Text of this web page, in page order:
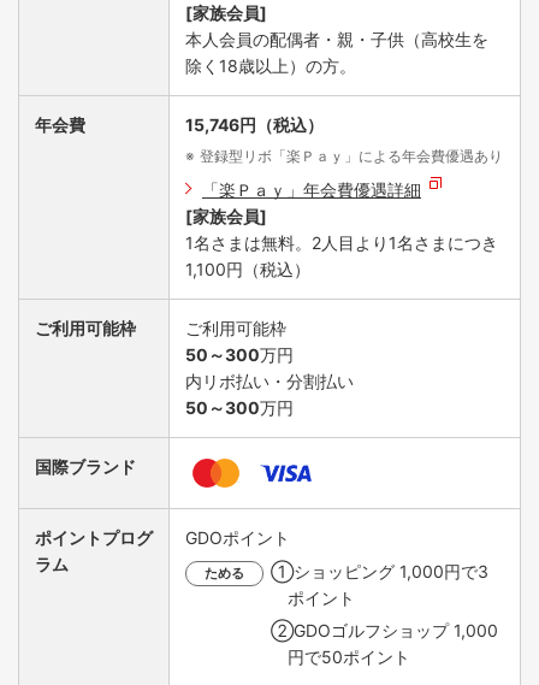
[家族会員]
本人会員の配偶者・親・子供（高校生を
除く18歳以上）の方。
年会費 15,746円（税込）
登録型リボ「楽Ｐａｙ」による年会費優遇あり
「楽Ｐａｙ」年会費優遇詳細
[家族会員]
1名さまは無料。2人目より1名さまにつき
1,100円（税込）
ご利用可能枠
ご利用可能枠
50～300万円
内リボ払い・分割払い
50～300万円
国際ブランド
ポイントプログ
ラム
GDOポイント
ためる
①ショッピング 1,000円で3
ポイント
②GDOゴルフショップ 1,000
円で50ポイント